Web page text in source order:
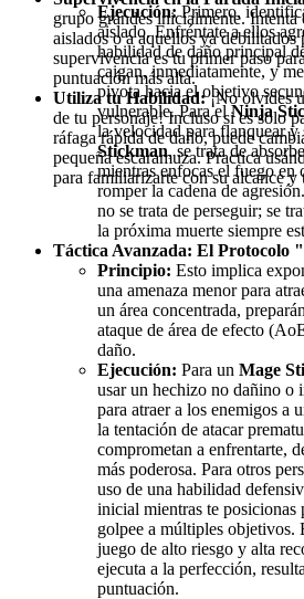
grupo grandes inicialmente. Intenta
aislados o a aquellos ya debilitados
supervivencia es tu primer paso
puntuación más alta.
Utiliza tu Habilidad:¡No olvides
de tu personaje! Incluso si es solo
ráfaga rápida de daño, puede
pequeña escaramuza. Practica
para familiarizarte con su alcance
Ejecución:Primero,
aislado. Enfréntate a ellos
habilidad de daño principal
caigan, inmediatamente, y
pivota hacia el objetivo
vulnerable. Para elNinja
la velocidad para flanquear y
Stickman, se trata de
mientras enfocas el fuego en
romper la cadena de
no se trata de perseguir; se
la próxima muerte siempre
Táctica Avanzada: El Protocolo
Principio: Esto implica
una amenaza menor para
un área concentrada,
ataque de área de efecto
daño.
Ejecución: Para un Mage
usar un hechizo no dañino o
para atraer a los enemigos a
la tentación de atacar
comprometan a enfrentarte,
más poderosa. Para otros
uso de una habilidad
inicial mientras te posicionas
golpee a múltiples
juego de alto riesgo y alta
ejecuta a la perfección,
puntuación.